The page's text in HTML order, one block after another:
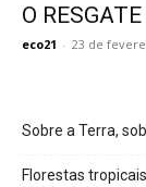
O
eco21 - 23 de
Sobre a Terra,
Florestas